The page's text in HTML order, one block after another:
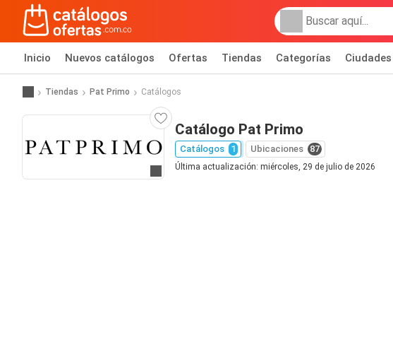
Inicio Nuevos catálogos Ofertas Tiendas Categorías Ciudades
Tiendas Pat Primo Catálogos
Ir al sitio
Catálogo Pat Primo
Catálogos 1 Ubicaciones 87
Última actualización: miércoles, 29 de julio de 2026